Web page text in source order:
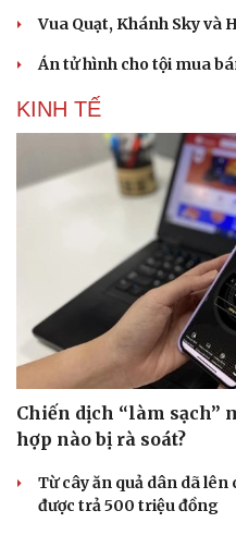
Vua Quạt, Khánh Sky và
Án tử hình cho tội mua
KINH TẾ
Chiến dịch “làm sạch”
hợp nào bị rà soát?
Từ cây ăn quả dân dã
được trả 500 triệu đồng